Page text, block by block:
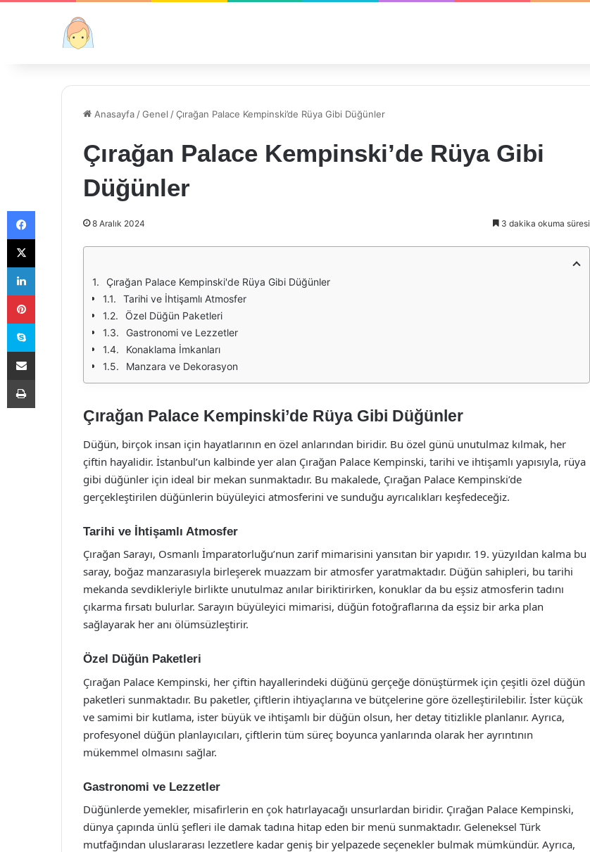
Anasayfa /Genel /Çırağan Palace Kempinski’de Rüya Gibi Düğünler
Çırağan Palace Kempinski’de Rüya Gibi
Düğünler
8 Aralık 2024 3 dakika okuma süresi
Çırağan Palace Kempinski'de Rüya Gibi Düğünler
Tarihi ve İhtişamlı Atmosfer
Özel Düğün Paketleri
Gastronomi ve Lezzetler
Konaklama İmkanları
Manzara ve Dekorasyon
Çırağan Palace Kempinski’de Rüya Gibi Düğünler
Düğün, birçok insan için hayatlarının en özel anlarından biridir. Bu özel günü unutulmaz kılmak, her
çiftin hayalidir. İstanbul’un kalbinde yer alan Çırağan Palace Kempinski, tarihi ve ihtişamlı yapısıyla, rüya
gibi düğünler için ideal bir mekan sunmaktadır. Bu makalede, Çırağan Palace Kempinski’de
gerçekleştirilen düğünlerin büyüleyici atmosferini ve sunduğu ayrıcalıkları keşfedeceğiz.
Tarihi ve İhtişamlı Atmosfer
Çırağan Sarayı, Osmanlı İmparatorluğu’nun zarif mimarisini yansıtan bir yapıdır. 19. yüzyıldan kalma bu
saray, boğaz manzarasıyla birleşerek muazzam bir atmosfer yaratmaktadır. Düğün sahipleri, bu tarihi
mekanda sevdikleriyle birlikte unutulmaz anılar biriktirirken, konuklar da bu eşsiz atmosferin tadını
çıkarma fırsatı bulurlar. Sarayın büyüleyici mimarisi, düğün fotoğraflarına da eşsiz bir arka plan
sağlayarak her anı ölümsüzleştirir.
Özel Düğün Paketleri
Çırağan Palace Kempinski, her çiftin hayallerindeki düğünü gerçeğe dönüştürmek için çeşitli özel düğün
paketleri sunmaktadır. Bu paketler, çiftlerin ihtiyaçlarına ve bütçelerine göre özelleştirilebilir. İster küçük
ve samimi bir kutlama, ister büyük ve ihtişamlı bir düğün olsun, her detay titizlikle planlanır. Ayrıca,
profesyonel düğün planlayıcıları, çiftlerin tüm süreç boyunca yanlarında olarak her ayrıntının
mükemmel olmasını sağlar.
Gastronomi ve Lezzetler
Düğünlerde yemekler, misafirlerin en çok hatırlayacağı unsurlardan biridir. Çırağan Palace Kempinski,
dünya çapında ünlü şefleri ile damak tadına hitap eden bir menü sunmaktadır. Geleneksel Türk
mutfağından uluslararası lezzetlere kadar geniş bir yelpazede seçenekler bulmak mümkündür. Ayrıca,
Facebook
X
LinkedIn
Pinterest
Skype
E-Posta ile paylaş